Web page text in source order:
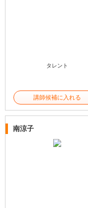
タレント
講師候補に入れる
南涼子